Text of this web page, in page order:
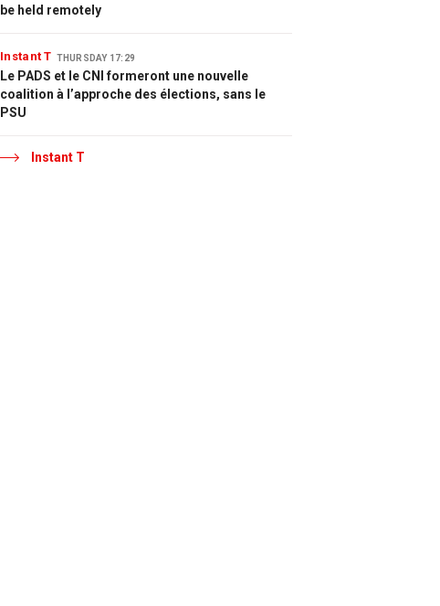
be held remotely
Instant T THURSDAY 17:29
Le PADS et le CNI formeront une nouvelle
coalition à l’approche des élections, sans le
PSU
Instant T